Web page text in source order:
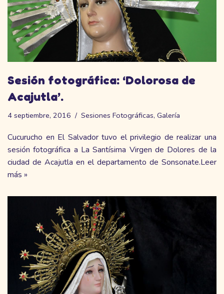
Sesión fotográfica: ‘Dolorosa de
Acajutla’.
4 septiembre, 2016 Sesiones Fotográficas, Galería
Cucurucho en El Salvador tuvo el privilegio de realizar una
sesión fotográfica a La Santísima Virgen de Dolores de la
ciudad de Acajutla en el departamento de Sonsonate.Leer
más »